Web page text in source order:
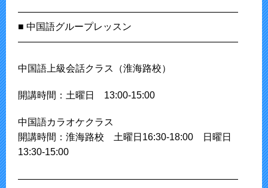
———————————————————————
■ 中国語グループレッスン
———————————————————————
中国語上級会話クラス（淮海路校）
開講時間：土曜日 13:00-15:00
中国語カラオケクラス
開講時間：淮海路校 土曜日16:30-18:00 日曜日
13:30-15:00
———————————————————————